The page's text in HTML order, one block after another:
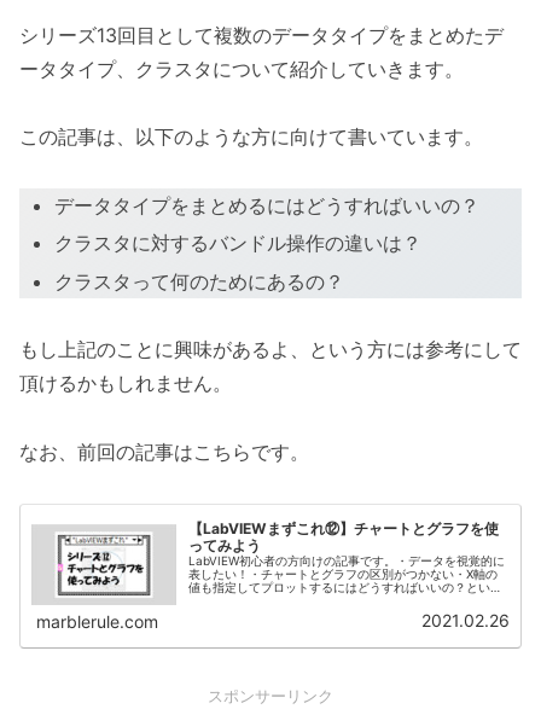
シリーズ13回目として複数のデータタイプをまとめたデ
ータタイプ、クラスタについて紹介していきます。
この記事は、以下のような方に向けて書いています。
データタイプをまとめるにはどうすればいいの？
クラスタに対するバンドル操作の違いは？
クラスタって何のためにあるの？
もし上記のことに興味があるよ、という方には参考にして
頂けるかもしれません。
なお、前回の記事はこちらです。
【LabVIEWまずこれ⑫】チャートとグラフを使
ってみよう
LabVIEW初心者の方向けの記事です。・データを視覚的に
表したい！・チャートとグラフの区別がつかない・X軸の
値も指定してプロットするにはどうすればいいの？といっ
marblerule.com 2021.02.26
スポンサーリンク